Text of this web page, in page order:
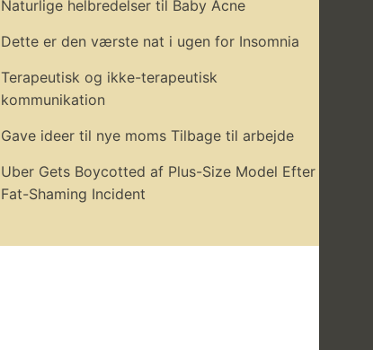
Naturlige helbredelser til Baby Acne
Dette er den værste nat i ugen for Insomnia
Terapeutisk og ikke-terapeutisk
kommunikation
Gave ideer til nye moms Tilbage til arbejde
Uber Gets Boycotted af Plus-Size Model Efter
Fat-Shaming Incident